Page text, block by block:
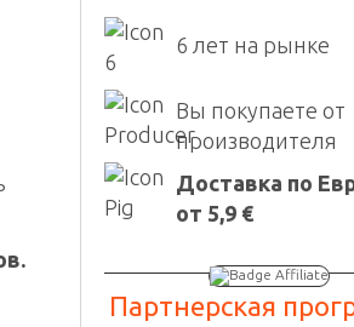
6 лет на рынке
Вы покупаете от
производителя
Доставка по
от 5,9 €
Партнерская